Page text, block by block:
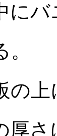
に
の上
厚